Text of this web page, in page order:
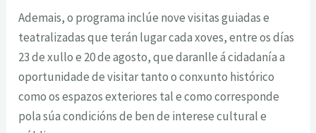
Ademais, o programa inclúe nove visitas guiadas e
teatralizadas que terán lugar cada xoves, entre os días
23 de xullo e 20 de agosto, que daranlle á cidadanía a
oportunidade de visitar tanto o conxunto histórico
como os espazos exteriores tal e como corresponde
pola súa condicións de ben de interese cultural e